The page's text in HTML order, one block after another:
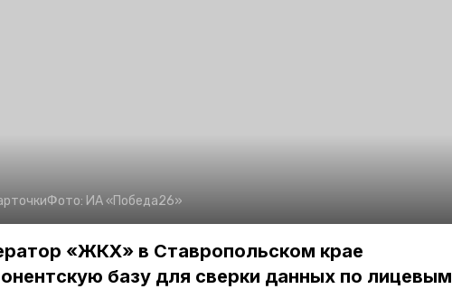
Фото: ИА «Победа26»
«ЖКХ» в Ставропольском крае
базу для сверки данных по лицевым